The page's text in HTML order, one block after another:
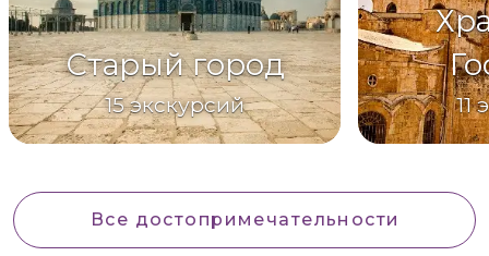
Старый город
15 экскурсий 11
Все достопримечательности